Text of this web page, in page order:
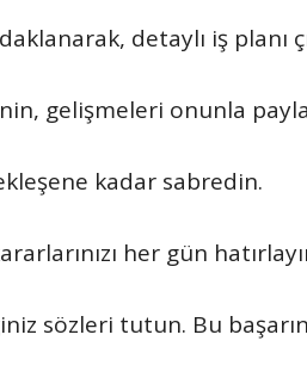
detaylı iş planı
gelişmeleri onunla
kadar sabredin.
her gün
sözleri tutun. Bu